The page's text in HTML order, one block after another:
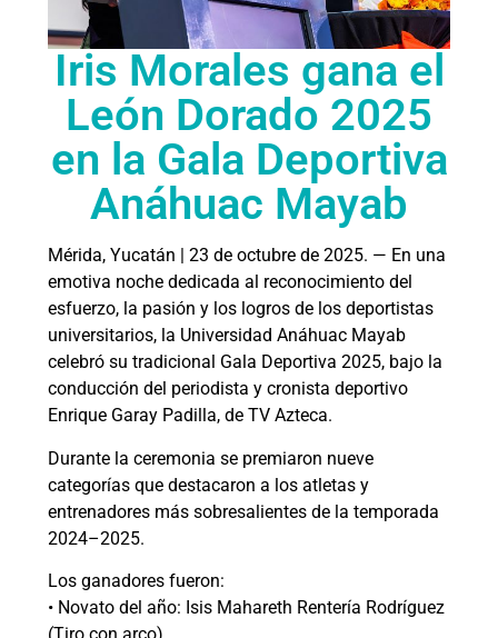
Iris Morales gana el
León Dorado 2025
en la Gala Deportiva
Anáhuac Mayab
Mérida, Yucatán | 23 de octubre de 2025. — En una
emotiva noche dedicada al reconocimiento del
esfuerzo, la pasión y los logros de los deportistas
universitarios, la Universidad Anáhuac Mayab
celebró su tradicional Gala Deportiva 2025, bajo la
conducción del periodista y cronista deportivo
Enrique Garay Padilla, de TV Azteca.
Durante la ceremonia se premiaron nueve
categorías que destacaron a los atletas y
entrenadores más sobresalientes de la temporada
2024–2025.
Los ganadores fueron:
• Novato del año: Isis Mahareth Rentería Rodríguez